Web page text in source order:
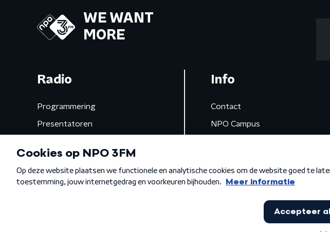
WE WANT
MORE
Radio
Programmering
Presentatoren
Gemist
Info
Contact
NPO Campus
Algemene voorwaarden Privacybeleid